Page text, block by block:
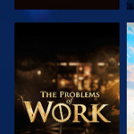
DÉCOUVRIR
LES SÉRIES